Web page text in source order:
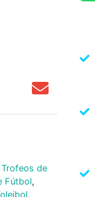
Trofeos de
Fútbol,
,